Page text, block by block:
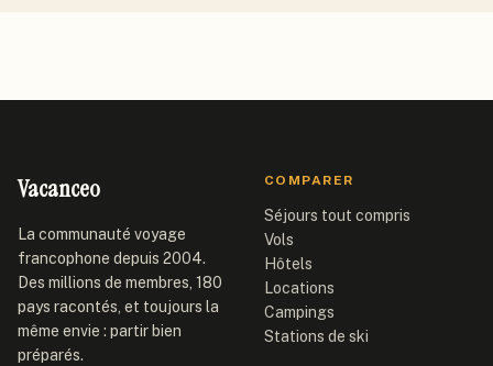
Vacanceo
La communauté voyage
francophone depuis 2004.
Des millions de membres, 180
pays racontés, et toujours la
même envie : partir bien
préparés.
COMPARER
Séjours tout compris
Vols
Hôtels
Locations
Campings
Stations de ski